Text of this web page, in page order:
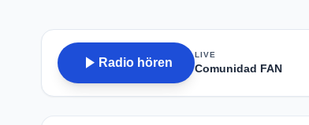
play_arrow Radio hören
LIVE
Comunidad FAN